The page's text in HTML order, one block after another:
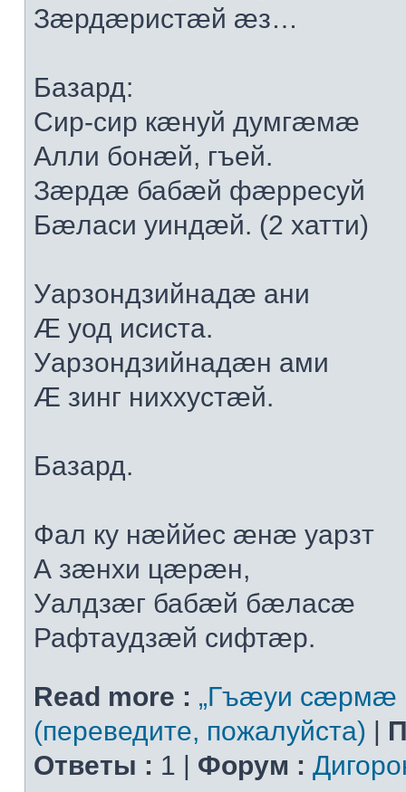
Зæрдæристæй æз…
Базард:
Сир-сир кæнуй думгæмæ
Алли бонæй, гъей.
Зæрдæ бабæй фæрресуй
Бæласи уиндæй. (2 хатти)
Уарзондзийнадæ ани
Æ уод исиста.
Уарзондзийнадæн ами
Æ зинг ниххустæй.
Базард.
Фал ку нæййес æнæ уарзт
А зæнхи цæрæн,
Уалдзæг бабæй бæласæ
Рафтаудзæй сифтæр.
Read more : „Гъæуи сæрмæ
(переведите, пожалуйста) |
Ответы : 1 | Форум :